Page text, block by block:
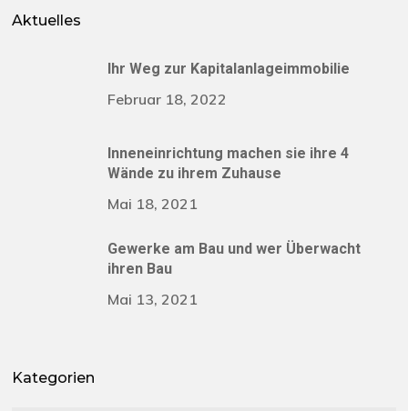
Aktuelles
Ihr Weg zur Kapitalanlageimmobilie
Februar 18, 2022
Inneneinrichtung machen sie ihre 4
Wände zu ihrem Zuhause
Mai 18, 2021
Gewerke am Bau und wer Überwacht
ihren Bau
Mai 13, 2021
Kategorien